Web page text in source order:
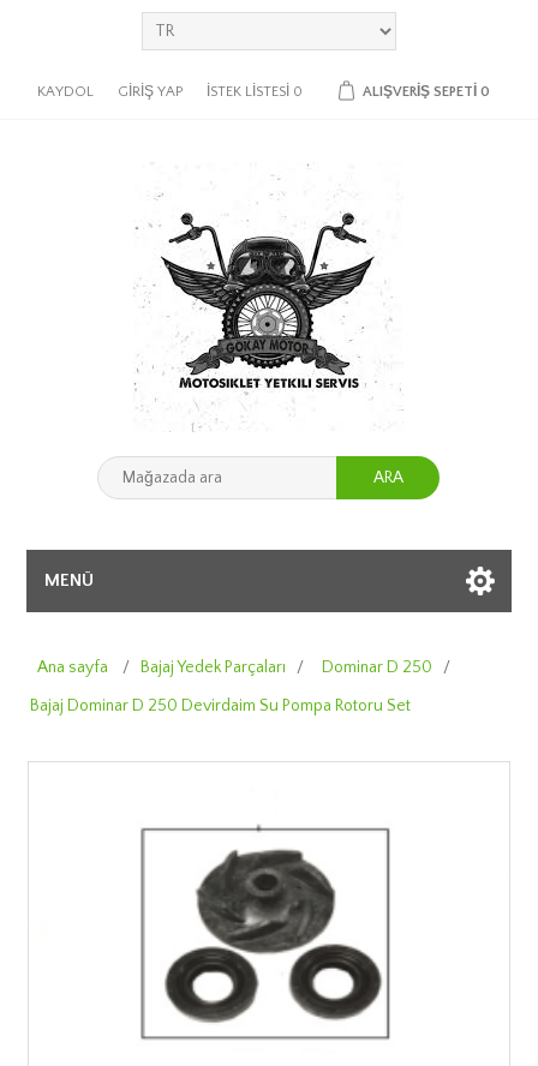
KAYDOL GIRIŞ YAP İSTEK LISTESI 0 ALIŞVERIŞ SEPETI 0
ARA
MENÜ
Ana sayfa / Bajaj Yedek Parçaları / Dominar D 250
/
Bajaj Dominar D 250 Devirdaim Su Pompa Rotoru Set